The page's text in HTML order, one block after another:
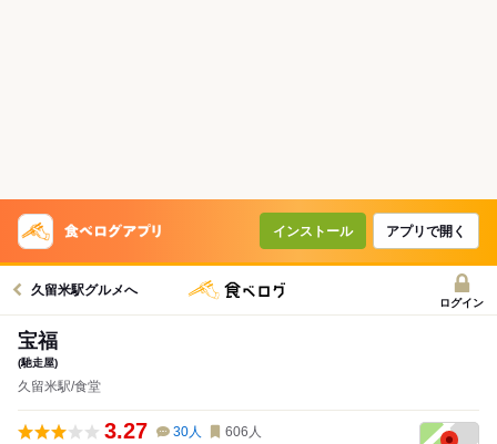
インストール アプリで開く
久留米駅グルメへ
ログイン
宝福
(馳走屋)
久留米駅/食堂
3.27 30人 606 人